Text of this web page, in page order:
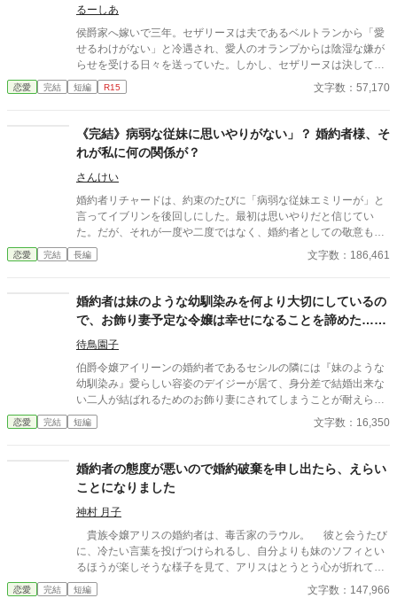
るーしあ
侯爵家へ嫁いで三年。セザリーヌは夫であるベルトランから「愛
せるわけがない」と冷遇され、愛人のオランプからは陰湿な嫌が
らせを受ける日々を送っていた。しかし、セザリーヌは決して屈
しなかった。なぜなら、この婚姻は「三年経っても愛せなければ
離縁する」という約束のもと結ばれたものだったからだ。 三年目
屋敷を去る。 身一つで国境の美しい村へ向かった彼女は、身分を
隠した隣国の若き大公ジスランと運命的な出会いを果たす。セザ
リーヌの傷ついた心は、ジスランの情熱的で甘い溺愛によって少
しずつ溶かされていく。 一方、有能な妻を失ったベルトランの侯
爵家は、それまでセザリーヌが陰で支えていた雑務や領地管理が
すべて滞り、崩壊の一途をたどる。やがて王宮の夜会で再会した
とき、すべてを失った元夫は愕然とする。セザリーヌこそが、か
つて自分の命を救ってくれた「初恋の少女」であり、自分を陰か
ら支え続けてくれた唯一無二の存在だったと知るが、時すでに遅
恋愛 完結 短編 R15 文字数：57,170
《完結》病弱な従妹に思いやりがない」？ 婚約者様、そ
れが私に何の関係が？
さんけい
婚約者リチャードは、約束のたびに「病弱な従妹エミリーが」と
言ってイブリンを後回しにした。最初は思いやりだと信じてい
た。だが、それが一度や二度ではなく、婚約者としての敬意も誠
実さも踏みにじられ続けた末、イブリンはついに婚約の継続を拒
む。 ところが、事はただの婚約破棄では終わらなかった。 弱々し
ない。人によって態度を変え、相手の良心につけ込み、じわじわ
と人間関係を侵していくその姿に、イブリンの家族は次第に違和
感を強めていく。やがてその違和感は、婚約者個人の未熟さだけ
でなく、相手の家そのものが抱える歪みへとつながっていき―
―。 家族に守られながら婚約解消へ進むヒロインと、見えている
のに見誤り続けた婚約者。 そして“病弱な従妹”の奥に潜んでいた
ものとは。 婚約破棄から始まる、じわりと不穏で、最後にはきっ
ちり決着する人間ドラマ。 全66回。 ※本作は生成AIによる文章
案をもとに、作者が取捨選択・加筆修正して制作した作品です。
恋愛 完結 長編 文字数：186,461
婚約者は妹のような幼馴染みを何より大切にしているの
で、お飾り妻予定な令嬢は幸せになることを諦めた……
はずでした。
待鳥園子
伯爵令嬢アイリーンの婚約者であるセシルの隣には『妹のような
幼馴染み』愛らしい容姿のデイジーが居て、身分差で結婚出来な
い二人が結ばれるためのお飾り妻にされてしまうことが耐えられ
なかった。 そして、二人がふざけて婚姻届を書いている光景を見
て、アイリーンは自分の我慢が限界に達そうとしているのを感じ
恋愛 完結 短編 文字数：16,350
婚約者の態度が悪いので婚約破棄を申し出たら、えらい
ことになりました
神村 月子
貴族令嬢アリスの婚約者は、毒舌家のラウル。 彼と会うたび
に、冷たい言葉を投げつけられるし、自分よりも妹のソフィとい
るほうが楽しそうな様子を見て、アリスはとうとう心が折れてし
まう。 「それならば、自分と妹が婚約者を変わればいいのよ」
と思い付いたところから、えらいことになってしまうお話です。
恋愛 完結 短編 文字数：147,966